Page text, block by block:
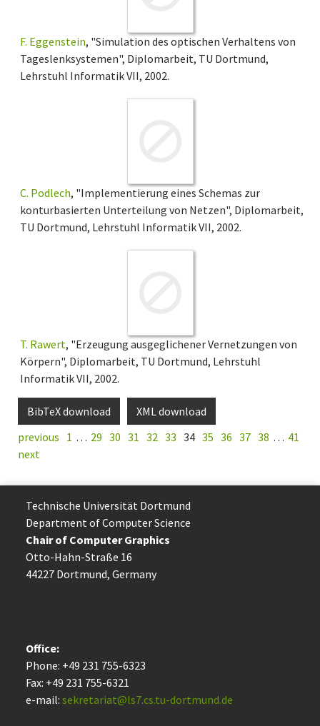
F. Eggenstein, "Simulation des optischen Verhaltens von
Tageslenksystemen", Diplomarbeit, TU Dortmund,
Lehrstuhl Informatik VII, 2002.
C. Podlech, "Implementierung eines Schemas zur
konturbasierten Unterteilung von Netzen", Diplomarbeit,
TU Dortmund, Lehrstuhl Informatik VII, 2002.
T. Rawert, "Erzeugung ausgeglichener Vernetzungen von
Körpern", Diplomarbeit, TU Dortmund, Lehrstuhl
Informatik VII, 2002.
BibTeX download
XML download
previous 1 … 29 30 31 32 33 34 35 36 37 38 … 41
next
Technische Uni­ver­si­tät Dort­mund
Department of Computer Science
Chair of Computer Graphics
Otto-Hahn-Straße 16
44227 Dort­mund, Germany
Office:
Phone: +49 231 755-6323
Fax: +49 231 755-6321
e-mail: sekretariat@ls7.cs.tu-dortmund.de